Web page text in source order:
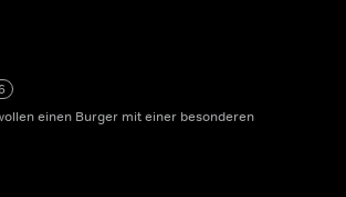
einen Burger mit einer besonderen